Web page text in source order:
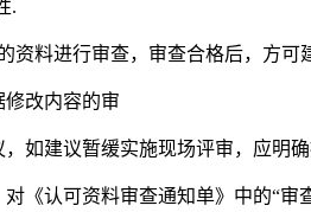
.
资料进行审查，审查合格后，方可
改内容的审
如建议暂缓实施现场评审，应明
《认可资料审查通知单》中的“审